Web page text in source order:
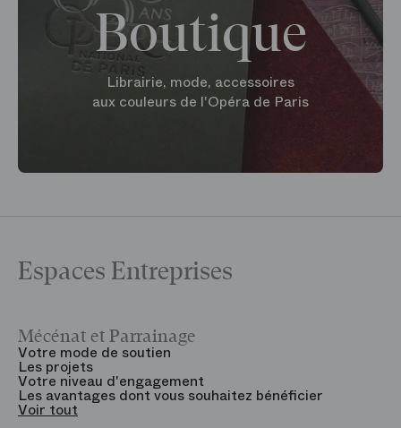
Boutique
Librairie, mode, accessoires
aux couleurs de l'Opéra de Paris
Espaces Entreprises
Mécénat et Parrainage
Votre mode de soutien
Les projets
Votre niveau d'engagement
Les avantages dont vous souhaitez bénéficier
Voir tout